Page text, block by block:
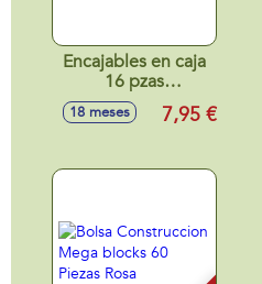
Encajables en caja
16 pzas
14x17x10cm
18 meses 7,95 €